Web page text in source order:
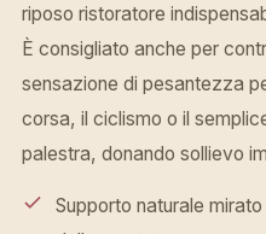
riposo ristoratore
È consigliato anche per
sensazione di pesantezza
corsa, il ciclismo o il
palestra, donando sollievo
Supporto naturale